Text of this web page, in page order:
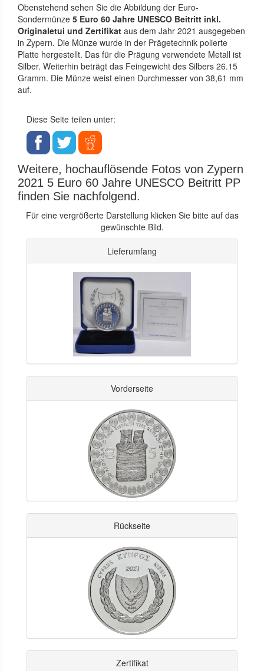
Obenstehend sehen Sie die Abbildung der Euro-
Sondermünze 5 Euro 60 Jahre UNESCO Beitritt inkl.
Originaletui und Zertifikat aus dem Jahr 2021 ausgegeben
in Zypern. Die Münze wurde in der Prägetechnik polierte
Platte hergestellt. Das für die Prägung verwendete Metall ist
Silber. Weiterhin beträgt das Feingewicht des Silbers 26.15
Gramm. Die Münze weist einen Durchmesser von 38,61 mm
auf.
Diese Seite teilen unter:
Weitere, hochauflösende Fotos von Zypern
2021 5 Euro 60 Jahre UNESCO Beitritt PP
finden Sie nachfolgend.
Für eine vergrößerte Darstellung klicken Sie bitte auf das
gewünschte Bild.
Lieferumfang
Vorderseite
Rückseite
Zertifikat